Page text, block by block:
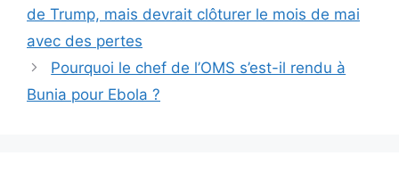
de Trump, mais devrait clôturer le mois de mai
avec des pertes
Pourquoi le chef de l’OMS s’est-il rendu à
Bunia pour Ebola ?